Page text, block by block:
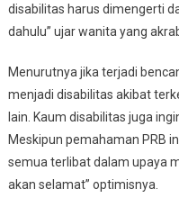
disabilitas harus dimengerti
dahulu” ujar wanita yang
Menurutnya jika terjadi
menjadi disabilitas akibat
lain. Kaum disabilitas juga
Meskipun pemahaman PRB
semua terlibat dalam upaya
akan selamat” optimisnya.